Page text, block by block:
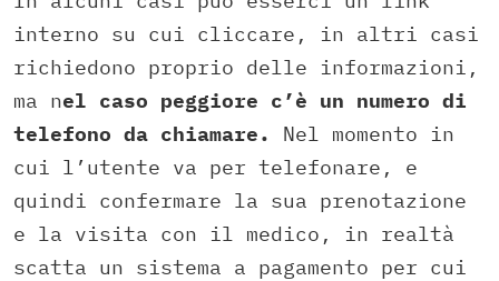
interno su cui cliccare, in altri casi
richiedono proprio delle informazioni,
ma nel caso peggiore c’è un numero di
telefono da chiamare.
Nel momento in
cui l’utente va per telefonare, e
quindi confermare la sua prenotazione
e la visita con il medico, in realtà
scatta un sistema a pagamento per cui